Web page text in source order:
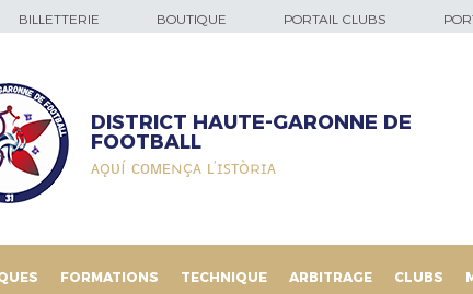
BILLETTERIE BOUTIQUE PORTAIL CLUBS
DISTRICT HAUTE-GARONNE DE
FOOTBALL
ᴀǫᴜí ᴄᴏᴍᴇɴçᴀ ʟ’ɪꜱᴛòʀɪᴀ
FORMATIONS TECHNIQUE ARBITRAGE CLUBS